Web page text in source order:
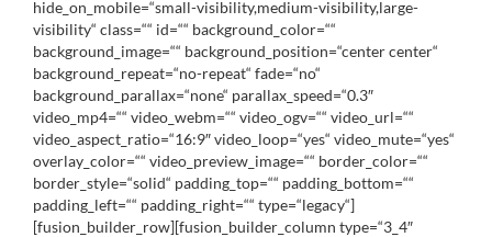
hide_on_mobile=“small-visibility,medium-visibility,large-
visibility“ class=““ id=““ background_color=““
background_image=““ background_position=“center center“
background_repeat=“no-repeat“ fade=“no“
background_parallax=“none“ parallax_speed=“0.3″
video_mp4=““ video_webm=““ video_ogv=““ video_url=““
video_aspect_ratio=“16:9″ video_loop=“yes“ video_mute=“yes“
overlay_color=““ video_preview_image=““ border_color=““
border_style=“solid“ padding_top=““ padding_bottom=““
padding_left=““ padding_right=““ type=“legacy“]
[fusion_builder_row][fusion_builder_column type=“3_4″